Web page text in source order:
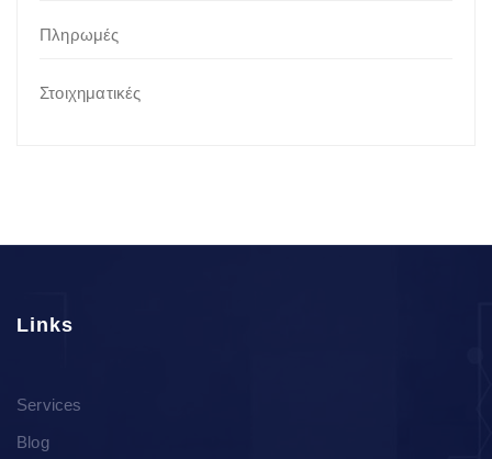
Πληρωμές
Στοιχηματικές
Links
Services
Blog